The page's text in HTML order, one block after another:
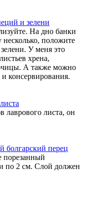
На дно банки
несколько, положите
У меня это
хрена,
А также можно
консервирования.
лаврового листа, он
порезанный
по 2 см. Слой должен